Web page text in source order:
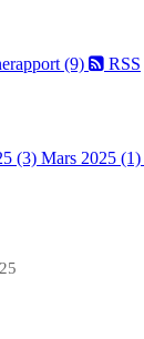
(9) RSS
(3) Mars 2025 (1)